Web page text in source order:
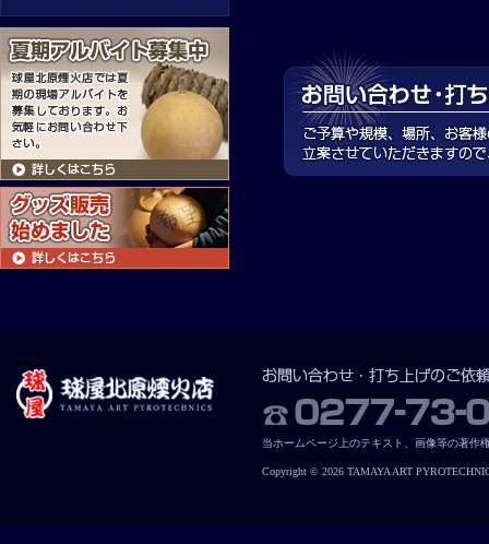
当ホームページ上のテキスト、画像等の著作
Copyright © 2026 TAMAYA ART